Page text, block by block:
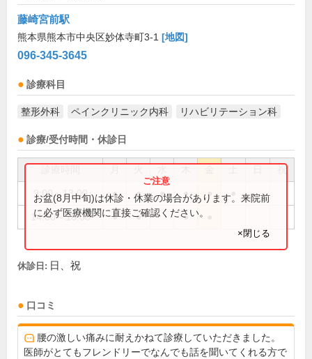
藤崎宮前駅
熊本県熊本市中央区妙体寺町3-1 [地図]
096-345-3645
診療科目
整形外科 ペインクリニック内科 リハビリテーション科
診療/受付時間・休診日
祝
9:00～13:00 ● ● ● ● ●
14:00～18:00 ● ● ●
お盆(8月中旬)は休診・休業の場合があります。来院前
に必ず医療機関に直接ご確認ください。
×閉じる
休診日: 日、祝
口コミ
腰の激しい痛みに耐えかねて診療していただきました。
医師がとてもフレンドリーでなんでも話を聞いてくれる方で